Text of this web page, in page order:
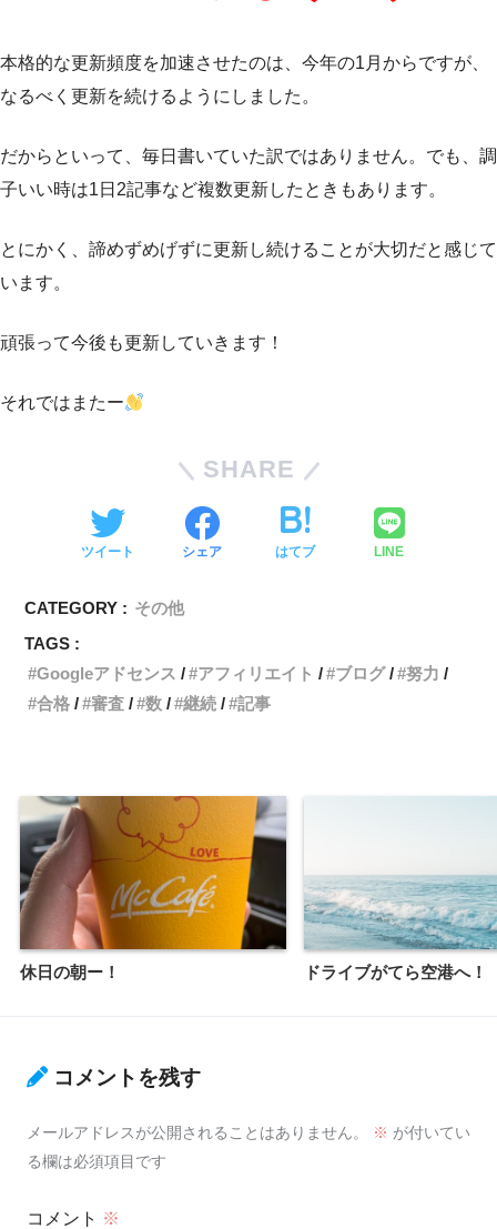
本格的な更新頻度を加速させたのは、今年の1月からですが、
なるべく更新を続けるようにしました。
だからといって、毎日書いていた訳ではありません。でも、調
子いい時は1日2記事など複数更新したときもあります。
とにかく、諦めずめげずに更新し続けることが大切だと感じて
います。
頑張って今後も更新していきます！
それではまたー
SHARE
ツイート シェア はてブ LINE
CATEGORY : その他
TAGS :
Googleアドセンス
アフィリエイト ブログ
努力
合格
審査 数 継続 記事
休日の朝ー！ ドライブがてら空港へ！
コメントを残す
メールアドレスが公開されることはありません。 ※ が付いてい
る欄は必須項目です
コメント ※